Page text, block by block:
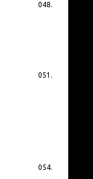
048.
051.
054.